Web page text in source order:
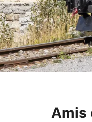
Amis